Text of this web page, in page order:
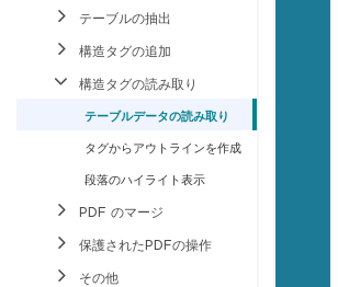
テーブルの抽出
構造タグの追加
構造タグの読み取り
テーブルデータの読み取り
タグからアウトラインを作成
段落のハイライト表示
PDF のマージ
保護されたPDFの操作
その他